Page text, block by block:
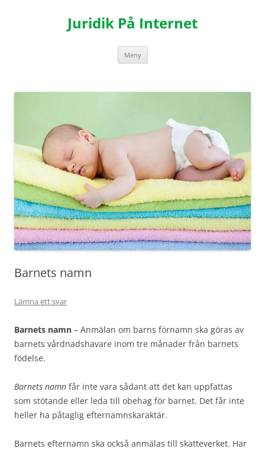
Juridik På Internet
Meny
Barnets namn
Lämna ett svar
Barnets namn – Anmälan om barns förnamn ska göras av
barnets vårdnadshavare inom tre månader från barnets
födelse.
Barnets namn får inte vara sådant att det kan uppfattas
som stötande eller leda till obehag för barnet. Det får inte
heller ha påtaglig efternamnskaraktär.
Barnets efternamn ska också anmälas till skatteverket. Har